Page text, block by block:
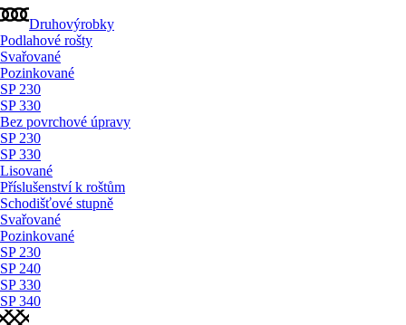
Druhovýrobky
Podlahové rošty
Svařované
Pozinkované
SP 230
SP 330
Bez povrchové úpravy
SP 230
SP 330
Lisované
Příslušenství k roštům
Schodišťové stupně
Svařované
Pozinkované
SP 230
SP 240
SP 330
SP 340